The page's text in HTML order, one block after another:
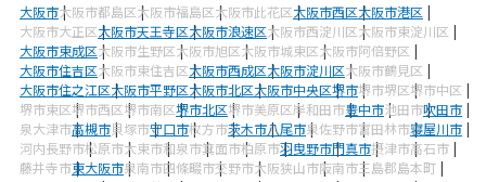
大阪市大阪市都島区大阪市福島区大阪市此花区大阪市西区大阪市港区
大阪市大正区大阪市天王寺区大阪市浪速区大阪市西淀川区大阪市東淀川区
大阪市東成区大阪市生野区大阪市旭区大阪市城東区大阪市阿倍野区
大阪市住吉区大阪市東住吉区大阪市西成区大阪市淀川区大阪市鶴見区
大阪市住之江区大阪市平野区大阪市北区大阪市中央区堺市堺市堺区堺市中区
堺市東区堺市西区堺市南区堺市北区堺市美原区岸和田市豊中市池田市吹田市
泉大津市高槻市貝塚市守口市枚方市茨木市八尾市泉佐野市富田林市寝屋川市
河内長野市松原市大東市和泉市箕面市柏原市羽曳野市門真市摂津市高石市
藤井寺市東大阪市泉南市四條畷市交野市大阪狭山市阪南市三島郡島本町